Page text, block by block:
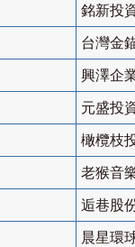
銘新投
台灣金
興澤企
元盛投
橄欖枝
老猴音
逅巷股
晨星環